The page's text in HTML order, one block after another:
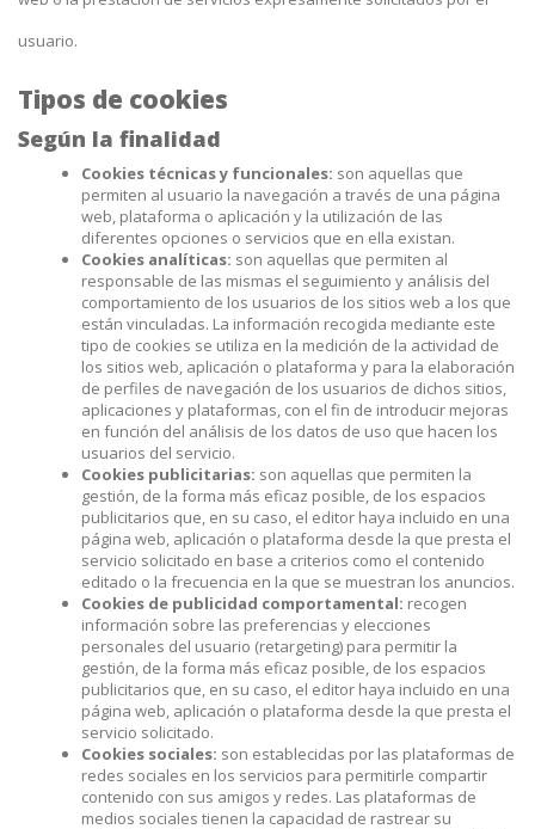
usuario.
Tipos de cookies
Según la finalidad
Cookies técnicas y funcionales: son aquellas que
permiten al usuario la navegación a través de una página
web, plataforma o aplicación y la utilización de las
diferentes opciones o servicios que en ella existan.
Cookies analíticas: son aquellas que permiten al
responsable de las mismas el seguimiento y análisis del
comportamiento de los usuarios de los sitios web a los que
están vinculadas. La información recogida mediante este
tipo de cookies se utiliza en la medición de la actividad de
los sitios web, aplicación o plataforma y para la elaboración
de perfiles de navegación de los usuarios de dichos sitios,
aplicaciones y plataformas, con el fin de introducir mejoras
en función del análisis de los datos de uso que hacen los
usuarios del servicio.
Cookies publicitarias: son aquellas que permiten la
gestión, de la forma más eficaz posible, de los espacios
publicitarios que, en su caso, el editor haya incluido en una
página web, aplicación o plataforma desde la que presta el
servicio solicitado en base a criterios como el contenido
editado o la frecuencia en la que se muestran los anuncios.
Cookies de publicidad comportamental: recogen
información sobre las preferencias y elecciones
personales del usuario (retargeting) para permitir la
gestión, de la forma más eficaz posible, de los espacios
publicitarios que, en su caso, el editor haya incluido en una
página web, aplicación o plataforma desde la que presta el
servicio solicitado.
Cookies sociales: son establecidas por las plataformas de
redes sociales en los servicios para permitirle compartir
contenido con sus amigos y redes. Las plataformas de
medios sociales tienen la capacidad de rastrear su